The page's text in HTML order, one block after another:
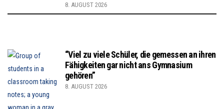
8. AUGUST 2026
“Viel zu viele Schüler, die gemessen an ihren
Fähigkeiten gar nicht ans Gymnasium
gehören”
8. AUGUST 2026